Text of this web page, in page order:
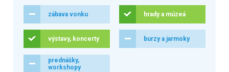
zábava vonku hrady a múzeá
výstavy, koncerty burzy a jarmoky
prednášky,
workshopy